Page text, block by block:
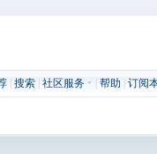
| 搜索| 社区服务 帮助 订阅